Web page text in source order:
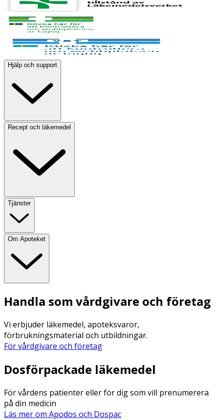
Hjälp och support
Recept och läkemedel
Tjänster
Om Apoteket
Handla som vårdgivare och företag
Vi erbjuder läkemedel, apoteksvaror,
förbrukningsmaterial och utbildningar.
För vårdgivare och företag
Dosförpackade läkemedel
För vårdens patienter eller för dig som vill prenumerera
på din medicin
Läs mer om Apodos och Dospac